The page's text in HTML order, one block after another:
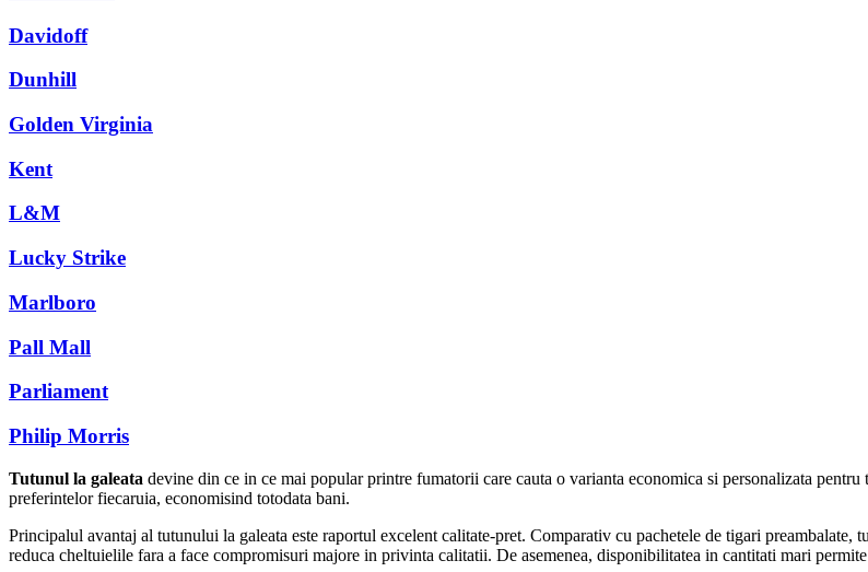
Davidoff
Dunhill
Golden Virginia
Kent
L&M
Lucky Strike
Marlboro
Pall Mall
Parliament
Philip Morris
Tutunul la galeata devine din ce in ce mai popular printre fumatorii care cauta o varianta economica si personalizata
preferintelor fiecaruia, economisind totodata bani.
Principalul avantaj al tutunului la galeata este raportul excelent calitate-pret. Comparativ cu pachetele de tigari preambalate,
reduca cheltuielile fara a face compromisuri majore in privinta calitatii. De asemenea, disponibilitatea in cantitati mari